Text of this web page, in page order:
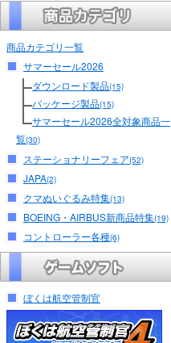
商品カテゴリ一覧
サマーセール2026
ダウンロード製品(15)
パッケージ製品(15)
サマーセール2026全対象商品一
覧(30)
ステーショナリーフェア(52)
JAPA(2)
クマぬいぐるみ特集(13)
BOEING・AIRBUS新商品特集(19)
コントローラー各種(6)
ぼくは航空管制官